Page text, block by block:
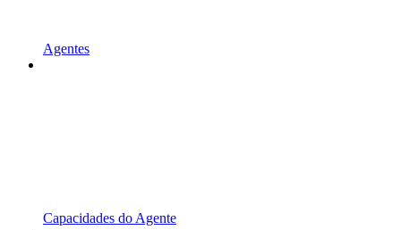
Agentes
Capacidades do Agente